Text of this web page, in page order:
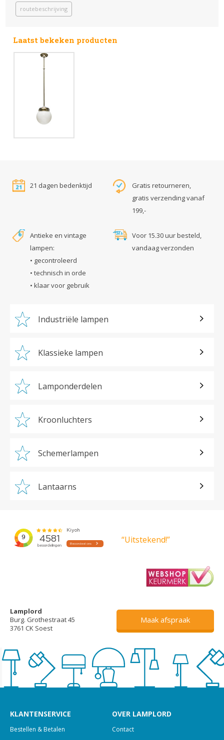
routebeschrijving
Laatst bekeken producten
21 dagen bedenktijd
Gratis retourneren,
gratis verzending vanaf
199,-
Antieke en vintage
lampen:
• gecontroleerd
• technisch in orde
• klaar voor gebruik
Voor 15.30 uur besteld,
vandaag verzonden
Industriële lampen
Klassieke lampen
Lamponderdelen
Kroonluchters
Schemerlampen
Lantaarns
“Uitstekend!”
Lamplord
Burg. Grothestraat 45
3761 CK Soest
Maak afspraak
KLANTENSERVICE
Bestellen & Betalen
OVER LAMPLORD
Contact